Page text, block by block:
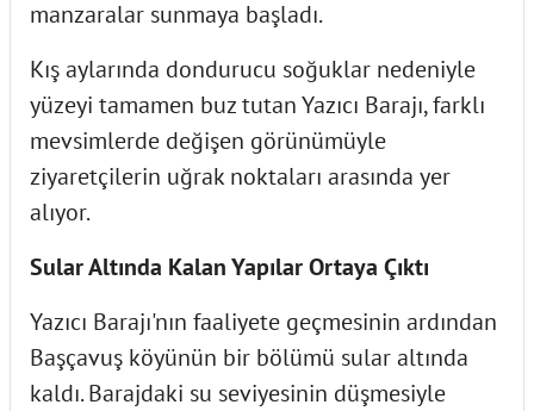
manzaralar sunmaya başladı.
Kış aylarında dondurucu soğuklar nedeniyle
yüzeyi tamamen buz tutan Yazıcı Barajı, farklı
mevsimlerde değişen görünümüyle
ziyaretçilerin uğrak noktaları arasında yer
alıyor.
Sular Altında Kalan Yapılar Ortaya Çıktı
Yazıcı Barajı'nın faaliyete geçmesinin ardından
Başçavuş köyünün bir bölümü sular altında
kaldı. Barajdaki su seviyesinin düşmesiyle